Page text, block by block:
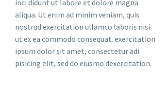
inci didunt ut labore et dolore magna
aliqua. Ut enim ad minim veniam, quis
nostrud exercitation ullamco laboris nisi
ut ex ea commodo consequat. exercitation
ipsum dolor sit amet, consectetur adi
pisicing elit, sed do eiusmo dexercitation.